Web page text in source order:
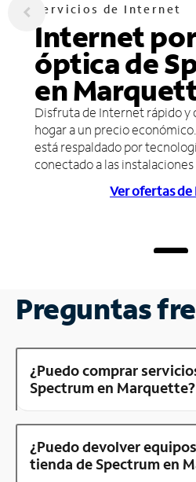
Servicios de Internet
Internet
óptica de
en
Disfruta de Internet rápido y
hogar a un precio
está respaldado por
conectado a las
Ver ofertas
Preguntas
¿Puedo comprar
Spectrum en Marquette?
¿Puedo devolver
tienda de Spectrum en